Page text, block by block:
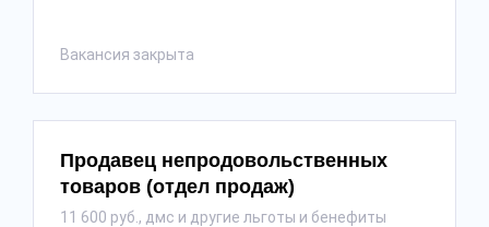
Вакансия закрыта
Продавец непродовольственных
товаров (отдел продаж)
11 600 руб., дмс и другие льготы и бенефиты